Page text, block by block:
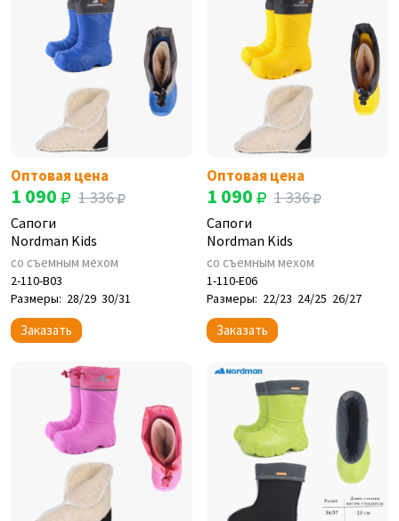
Оптовая цена
1 090 1 336
Сапоги
Nordman Kids
со съемным мехом
2-110-B03
Размеры: 28/29 30/31
Заказать
Оптовая цена
1 090 1 336
Сапоги
Nordman Kids
со съемным мехом
1-110-E06
Размеры: 22/23 24/25 26/27
Заказать